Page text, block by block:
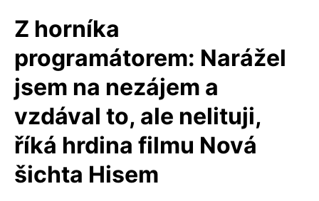
Z horníka
programátorem: Narážel
jsem na nezájem a
vzdával to, ale nelituji,
říká hrdina filmu Nová
šichta Hisem